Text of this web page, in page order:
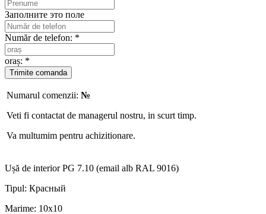
Заполните это поле
Număr de telefon: *
oraș: *
Numarul comenzii: №
Veti fi contactat de managerul nostru, in scurt timp.
Va multumim pentru achizitionare.
Ușă de interior PG 7.10 (email alb RAL 9016)
Tipul: Красный
Marime: 10x10